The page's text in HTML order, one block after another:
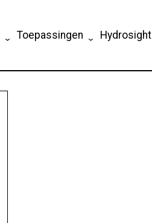
Toepassingen Hydrosight